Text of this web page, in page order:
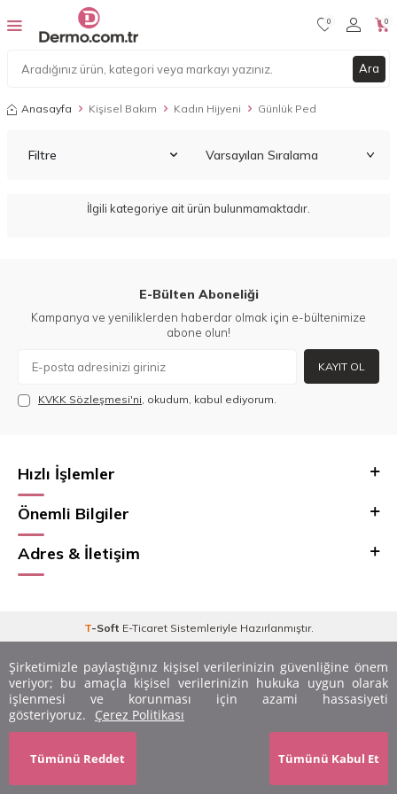
Şirketimizle paylaştığınız kişisel verilerinizin güvenliğine önem
veriyor; bu amaçla kişisel verilerinizin hukuka uygun olarak
işlenmesi ve korunması için azami hassasiyeti
gösteriyoruz.
Çerez Politikası
Ayarları Düzenle Tümünü Kabul Et
Tümünü Reddet
Ara
0 0
Anasayfa Kişisel Bakım Kadın Hijyeni Günlük Ped
Filtre
İlgili kategoriye ait ürün bulunmamaktadır.
E-Bülten Aboneliği
Kampanya ve yeniliklerden haberdar olmak için e-bültenimize
abone olun!
KAYIT OL
KVKK Sözleşmesi'ni, okudum, kabul ediyorum.
Hızlı İşlemler
Önemli Bilgiler
Adres & İletişim
T-Soft E-TicaretSistemleriyle Hazırlanmıştır.